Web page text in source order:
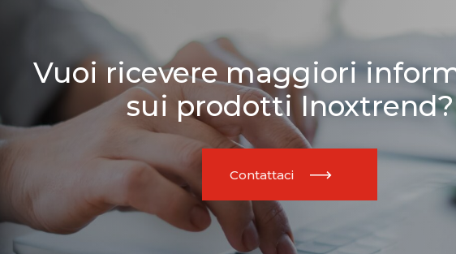
Vuoi ricevere maggiori
sui prodotti Inoxtrend?
Contattaci